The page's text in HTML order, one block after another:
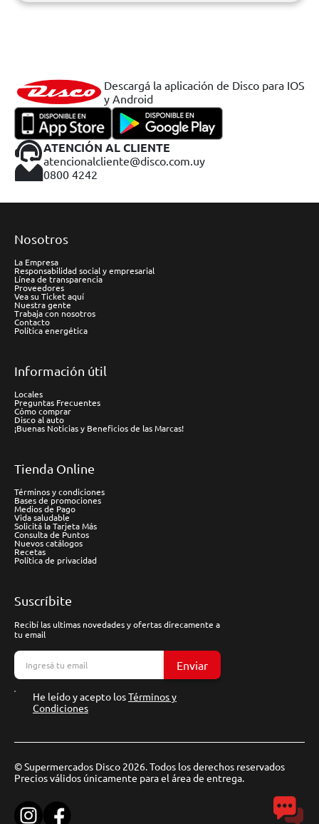
Descargá la aplicación de Disco para IOS
y Android
ATENCIÓN AL CLIENTE
atencionalcliente@disco.com.uy
0800 4242
Nosotros
La Empresa
Responsabilidad social y empresarial
Línea de transparencia
Proveedores
Vea su Ticket aquí
Nuestra gente
Trabaja con nosotros
Contacto
Política energética
Información útil
Locales
Preguntas Frecuentes
Cómo comprar
Disco al auto
¡Buenas Noticias y Beneficios de las Marcas!
Tienda Online
Términos y condiciones
Bases de promociones
Medios de Pago
Vida saludable
Solicitá la Tarjeta Más
Consulta de Puntos
Nuevos catálogos
Recetas
Política de privacidad
Suscríbite
Recibí las ultimas novedades y ofertas direcamente a
tu email
Enviar
He leído y acepto losTérminos y
Condiciones
© Supermercados Disco 2026. Todos los derechos reservados
Precios válidos únicamente para el área de entrega.